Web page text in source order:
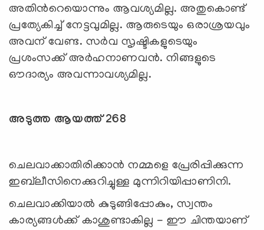
അതിന്‍റെയൊന്നും ആവശ്യമില്ല. അതുകൊണ്ട്
പ്രത്യേകിച്ച് നേട്ടവുമില്ല. ആരുടെയും ഒരാശ്രയവും
അവന് വേണ്ട. സര്‍വ സൃഷ്ടികളുടെയും
പ്രശംസക്ക് അര്‍ഹനാണവന്‍. നിങ്ങളുടെ
ഔദാര്യം അവന്നാവശ്യമില്ല.
അടുത്ത ആയത്ത് 268
ചെലവാക്കാതിരിക്കാന്‍ നമ്മളെ പ്രേരിപ്പിക്കുന്ന
ഇബ്‍ലീസിനെക്കുറിച്ചുള്ള മുന്നിറിയിപ്പാണിനി.
ചെലവാക്കിയാല്‍ കുടുങ്ങിപ്പോകും, സ്വന്തം
കാര്യങ്ങള്‍ക്ക് കാശുണ്ടാകില്ല - ഈ ചിന്തയാണ്